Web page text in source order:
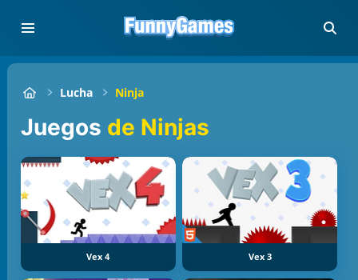
Lucha Ninja
Juegos de Ninjas
Vex 4 Vex 3